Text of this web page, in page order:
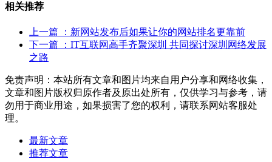
相关推荐
上一篇
：新网站发布后如果让你的网站排名更靠前
下一篇
：IT互联网高手齐聚深圳 共同探讨深圳网络发展
之路
免责声明：本站所有文章和图片均来自用户分享和网络收集，
文章和图片版权归原作者及原出处所有，仅供学习与参考，请
勿用于商业用途，如果损害了您的权利，请联系网站客服处
理。
最新文章
推荐文章